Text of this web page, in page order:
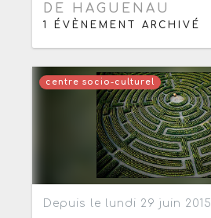
DE HAGUENAU
1 ÉVÈNEMENT ARCHIVÉ
centre socio-culturel
Depuis le lundi 29 juin 2015